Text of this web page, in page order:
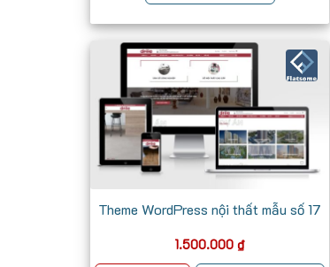
Theme WordPress nội thất mẫu số 17
1.500.000 ₫